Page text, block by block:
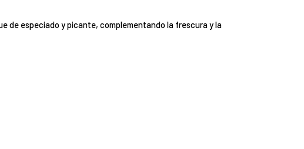
de especiado y picante, complementando la frescura y la